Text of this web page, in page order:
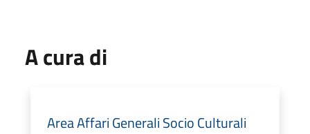
A cura di
Area Affari Generali Socio Culturali